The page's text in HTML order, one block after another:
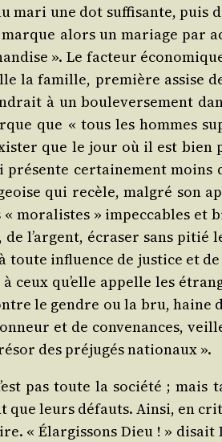
mari une dot suf­fi­sante,
alors un mariage par
». Le fac­teur
la famille, pre­mière assise
à un bou­le­ver­se­ment
que « tous les hommes
que le jour où il est
cer­tai­ne­ment moins
qui recèle, mal­gré son
mora­listes » impec­cables
de l’argent, écra­ser sans
influence de jus­tice et de
ceux qu’elle appelle les
le gendre ou la bru, haine
et de conve­nances,
des pré­ju­gés nationaux ».
pas toute la socié­té ;
leurs défauts. Ain­si, en
« Élar­gis­sons Dieu ! » disait